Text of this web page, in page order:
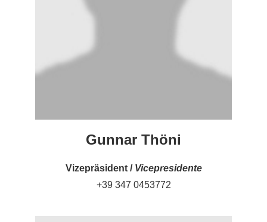
Gunnar Thöni
Vizepräsident / Vicepresidente
+39 347 0453772